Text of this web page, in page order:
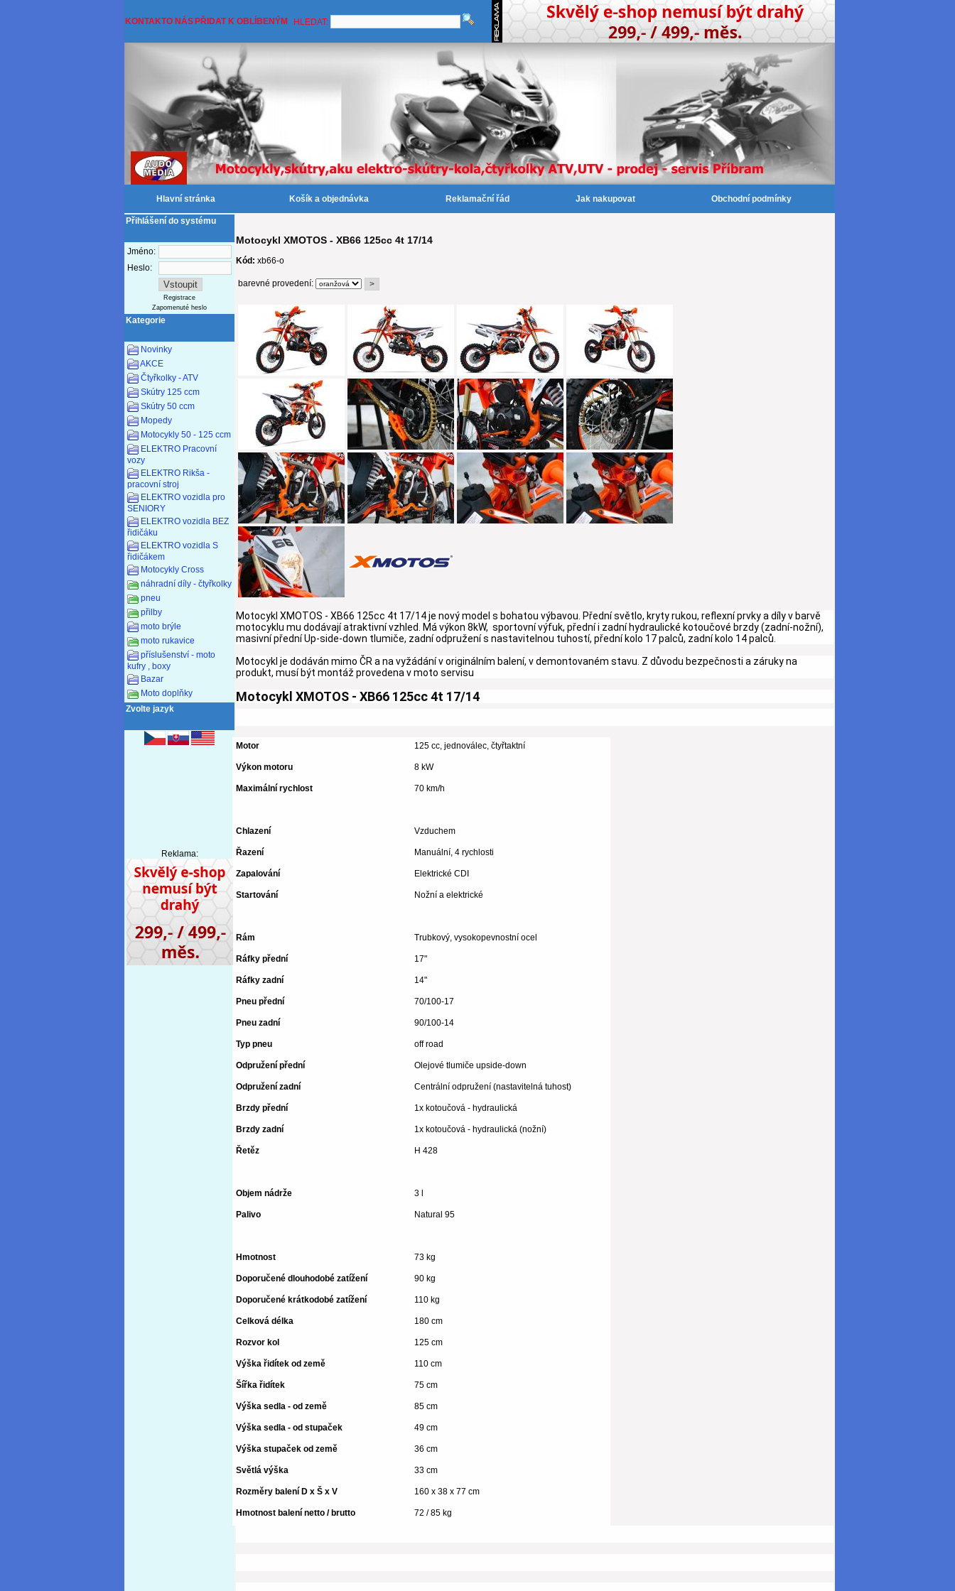
KONTAKTO NÁS PŘIDAT K OBLÍBENÝM HLEDAT:
Hlavní stránka Košík a objednávka Reklamační řád Jak nakupovat Obchodní podmínky
Přihlášení do systému
Jméno:
Heslo:
Registrace
Zapomenuté heslo
Kategorie
Novinky
AKCE
Čtyřkolky - ATV
Skútry 125 ccm
Skútry 50 ccm
Mopedy
Motocykly 50 - 125 ccm
ELEKTRO Pracovní
vozy
ELEKTRO Rikša -
pracovní stroj
ELEKTRO vozidla pro
SENIORY
ELEKTRO vozidla BEZ
řidičáku
ELEKTRO vozidla S
řidičákem
Motocykly Cross
náhradní díly - čtyřkolky
pneu
přilby
moto brýle
moto rukavice
příslušenství - moto
kufry , boxy
Bazar
Moto doplňky
Zvolte jazyk
Reklama:
Motocykl XMOTOS - XB66 125cc 4t 17/14
Kód: xb66-o
barevné provedení:
Motocykl XMOTOS - XB66 125cc 4t 17/14 je nový model s bohatou výbavou. Přední světlo, kryty rukou, reflexní prvky a díly v barvě
motocyklu mu dodávají atraktivní vzhled. Má výkon 8kW, sportovní výfuk, přední i zadní hydraulické kotoučové brzdy (zadní-nožní),
masivní předníUp-side-down tlumiče, zadní odpružení s nastavitelnou tuhostí, přední kolo 17 palců, zadní kolo 14 palců.
Motocykl je dodáván mimo ČR a na vyžádání v originálním balení, v demontovaném stavu. Z důvodu bezpečnosti a záruky na
produkt, musí být montáž provedena v moto servisu
Motocykl XMOTOS - XB66 125cc 4t 17/14
Motor 125 cc, jednoválec, čtyřtaktní
Výkon motoru 8 kW
Maximální rychlost 70 km/h
Chlazení Vzduchem
Řazení Manuální, 4 rychlosti
Zapalování Elektrické CDI
Startování Nožní a elektrické
Rám Trubkový, vysokopevnostní ocel
Ráfky přední 17"
Ráfky zadní 14"
Pneu přední 70/100-17
Pneu zadní 90/100-14
Typ pneu off road
Odpružení přední Olejové tlumiče upside-down
Odpružení zadní Centrální odpružení (nastavitelná tuhost)
Brzdy přední 1x kotoučová - hydraulická
Brzdy zadní 1x kotoučová - hydraulická (nožní)
Řetěz H 428
Objem nádrže 3 l
Palivo Natural 95
Hmotnost 73 kg
Doporučené dlouhodobé zatížení 90 kg
Doporučené krátkodobé zatížení 110 kg
Celková délka 180 cm
Rozvor kol 125 cm
Výška řidítek od země 110 cm
Šířka řidítek 75 cm
Výška sedla - od země 85 cm
Výška sedla - od stupaček 49 cm
Výška stupaček od země 36 cm
Světlá výška 33 cm
Rozměry balení D x Š x V 160 x 38 x 77 cm
Hmotnost balení netto / brutto 72 / 85 kg